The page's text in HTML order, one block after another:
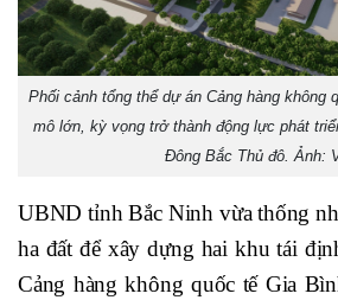
Phối cảnh tổng thể dự án Cảng hàng không
mô lớn, kỳ vọng trở thành động lực phát
Đông Bắc Thủ đô. Ảnh:
UBND tỉnh Bắc Ninh vừa thống
ha đất để xây dựng hai khu tái
Cảng hàng không quốc tế Gia